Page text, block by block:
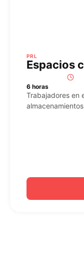
PRL
Espacios
6 horas
Trabajadores en
almacenamientos